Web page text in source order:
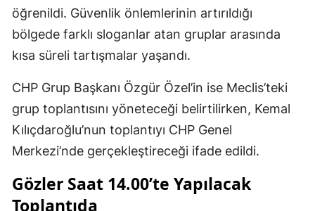
öğrenildi. Güvenlik önlemlerinin artırıldığı
bölgede farklı sloganlar atan gruplar arasında
kısa süreli tartışmalar yaşandı.
CHP Grup Başkanı Özgür Özel’in ise Meclis’teki
grup toplantısını yöneteceği belirtilirken, Kemal
Kılıçdaroğlu’nun toplantıyı CHP Genel
Merkezi’nde gerçekleştireceği ifade edildi.
Gözler Saat 14.00’te Yapılacak
Toplantıda